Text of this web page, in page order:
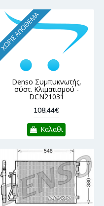
ΑΠΌΘΕΜΑ
Denso Συμπυκνωτής,
σύστ. Κλιματισμού -
DCN21031
108,44€
Καλαθι